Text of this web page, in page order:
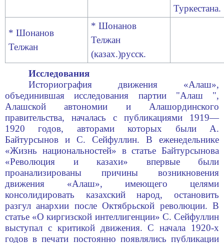
Туркестана.
* Шонанов
Телжан
* Шонанов
Телжан
(казах.)русск.
Исследования
Историография движения «Алаш»,
объединившая исследования партии "Алаш ",
Алашской автономии и Алашординского
правительства, началась с публикациями 1919—
1920 годов, авторами которых были А.
Байтурсынов и С. Сейфуллин. В еженедельнике
«Жизнь национальностей» в статье Байтурсынова
«Революция и казахи» впервые были
проанализированы причины возникновения
движения «Алаш», имеющего целями
консолидировать казахский народ, остановить
разгул анархии после Октябрьской революции. В
статье «О киргизской интеллигенции» С. Сейфуллин
выступал с критикой движения. С начала 1920-х
годов в печати постоянно появлялись публикации